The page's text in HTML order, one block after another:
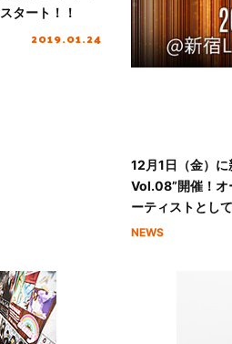
タート！！
2019.01.24
12月1日（金）
Vol.08”開催！
ーティストとし
MarGenalの出演
NEWS